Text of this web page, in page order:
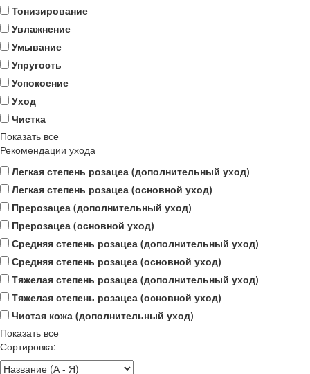
Тонизирование
Увлажнение
Умывание
Упругость
Успокоение
Уход
Чистка
Показать все
Рекомендации ухода
Легкая степень розацеа (дополнительный уход)
Легкая степень розацеа (основной уход)
Прерозацеа (дополнительный уход)
Прерозацеа (основной уход)
Средняя степень розацеа (дополнительный уход)
Средняя степень розацеа (основной уход)
Тяжелая степень розацеа (дополнительный уход)
Тяжелая степень розацеа (основной уход)
Чистая кожа (дополнительный уход)
Показать все
Сортировка: